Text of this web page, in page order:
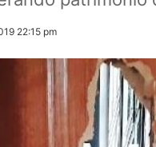
22:15 pm